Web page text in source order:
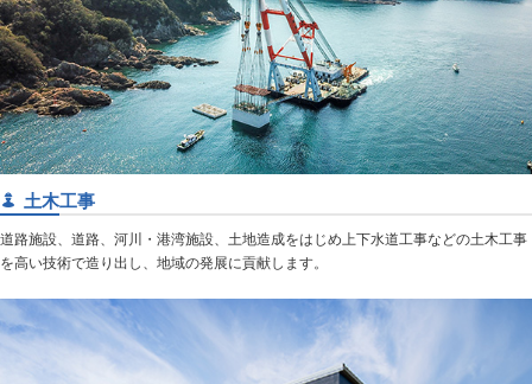
土木工事
道路施設、道路、河川・港湾施設、土地造成をはじめ上下水道工事などの土木工事
を高い技術で造り出し、地域の発展に貢献します。